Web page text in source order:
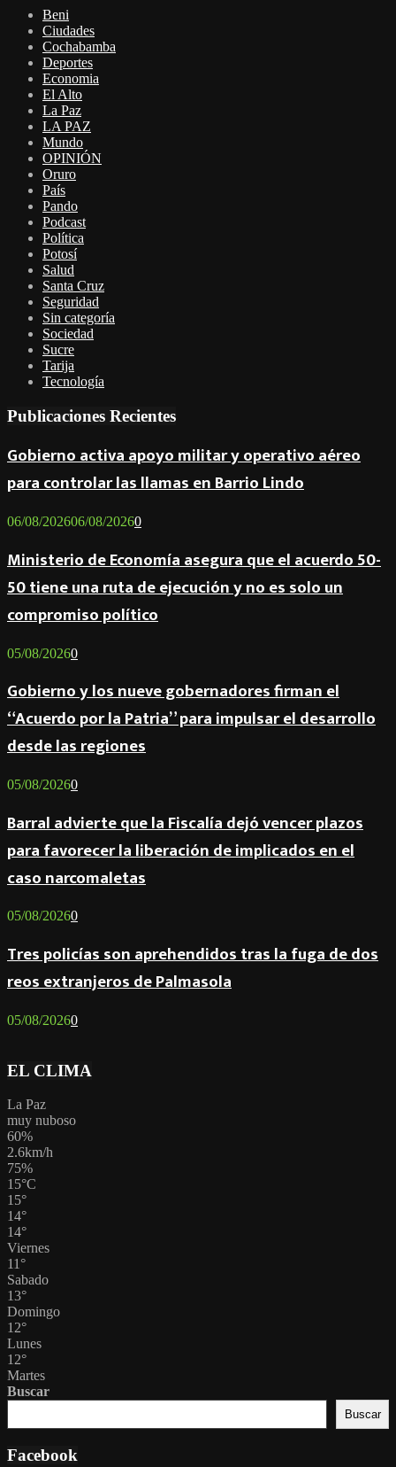
Beni
Ciudades
Cochabamba
Deportes
Economia
El Alto
La Paz
LA PAZ
Mundo
OPINIÓN
Oruro
País
Pando
Podcast
Política
Potosí
Salud
Santa Cruz
Seguridad
Sin categoría
Sociedad
Sucre
Tarija
Tecnología
Publicaciones Recientes
Gobierno activa apoyo militar y operativo aéreo
para controlar las llamas en Barrio Lindo
06/08/202606/08/20260
Ministerio de Economía asegura que el acuerdo 50-
50 tiene una ruta de ejecución y no es solo un
compromiso político
05/08/20260
Gobierno y los nueve gobernadores firman el
“Acuerdo por la Patria” para impulsar el desarrollo
desde las regiones
05/08/20260
Barral advierte que la Fiscalía dejó vencer plazos
para favorecer la liberación de implicados en el
caso narcomaletas
05/08/20260
Tres policías son aprehendidos tras la fuga de dos
reos extranjeros de Palmasola
05/08/20260
EL CLIMA
La Paz
muy nuboso
60%
2.6km/h
75%
15°C
15°
14°
14°
Viernes
11 °
Sabado
13°
Domingo
12°
Lunes
12°
Martes
Buscar
Buscar
Facebook